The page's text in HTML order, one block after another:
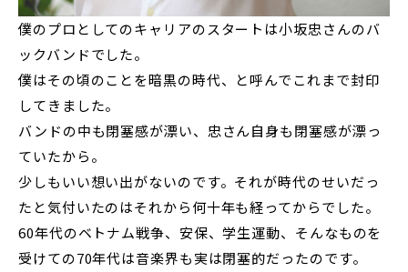
僕のプロとしてのキャリアのスタートは小坂忠さんのバ
ックバンドでした。
僕はその頃のことを暗黒の時代、と呼んでこれまで封印
してきました。
バンドの中も閉塞感が漂い、忠さん自身も閉塞感が漂っ
ていたから。
少しもいい想い出がないのです。それが時代のせいだっ
たと気付いたのはそれから何十年も経ってからでした。
60年代のベトナム戦争、安保、学生運動、そんなものを
受けての70年代は音楽界も実は閉塞的だったのです。